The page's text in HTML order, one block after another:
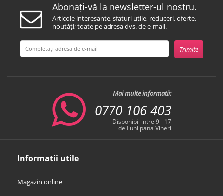
Informatii utile
Magazin online
Abonați-vă la newsletter-ul nostru.
Articole interesante, sfaturi utile, reduceri, oferte,
noutăți; toate pe adresa dvs. de e-mail.
Mai multe informatii:
0770 106 403
Disponibil intre 9 - 17
de Luni pana Vineri